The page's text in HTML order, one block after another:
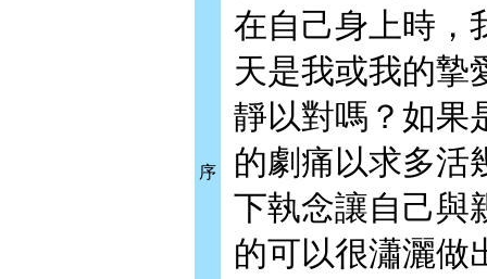
序
在自己身上時，
天是我或我的摯
靜以對嗎？如果
的劇痛以求多活
下執念讓自己與
的可以很瀟灑做